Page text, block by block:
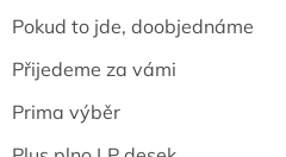
Pokud to jde, doobjednáme
Přijedeme za vámi
Prima výběr